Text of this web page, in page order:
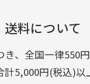
送料について
、全国一律550円
計5,000円(税込)以